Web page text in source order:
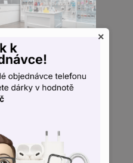
Otevřeno každý den
Do prodejny
×